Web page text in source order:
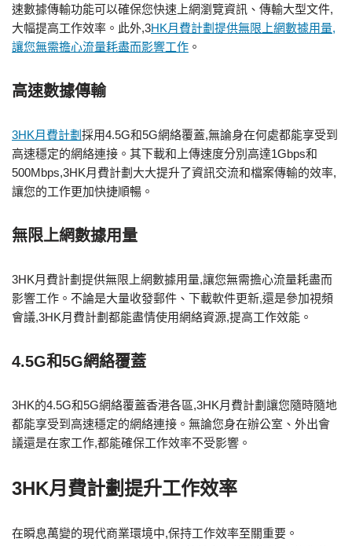
速數據傳輸功能可以確保您快速上網瀏覽資訊、傳輸大型文件,
大幅提高工作效率。此外,3HK月費計劃提供無限上網數據用量,
讓您無需擔心流量耗盡而影響工作 。
高速數據傳輸
3HK月費計劃 採用4.5G和5G網絡覆蓋,無論身在何處都能享受到
高速穩定的網絡連接。其下載和上傳速度分別高達1Gbps和
500Mbps,3HK月費計劃大大提升了資訊交流和檔案傳輸的效率,
讓您的工作更加快捷順暢。
無限上網數據用量
3HK月費計劃提供無限上網數據用量,讓您無需擔心流量耗盡而
影響工作。不論是大量收發郵件、下載軟件更新,還是參加視頻
會議,3HK月費計劃都能盡情使用網絡資源,提高工作效能。
4.5G和5G網絡覆蓋
3HK的4.5G和5G網絡覆蓋香港各區,3HK月費計劃讓您隨時隨地
都能享受到高速穩定的網絡連接。無論您身在辦公室、外出會
議還是在家工作,都能確保工作效率不受影響。
3HK月費計劃提升工作效率
在瞬息萬變的現代商業環境中,保持工作效率至關重要。